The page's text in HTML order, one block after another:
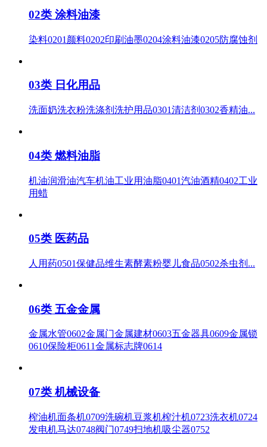
02类 涂料油漆
染料0201颜料0202印刷油墨0204涂料油漆0205防腐蚀剂
03类 日化用品
洗面奶洗衣粉洗涤剂洗护用品0301清洁剂0302香精油...
04类 燃料油脂
机油润滑油汽车机油工业用油脂0401汽油酒精0402工业
用蜡
05类 医药品
人用药0501保健品维生素酵素粉婴儿食品0502杀虫剂...
06类 五金金属
金属水管0602金属门金属建材0603五金器具0609金属锁
0610保险柜0611金属标志牌0614
07类 机械设备
榨油机面条机0709洗碗机豆浆机榨汁机0723洗衣机0724
发电机马达0748阀门0749扫地机吸尘器0752